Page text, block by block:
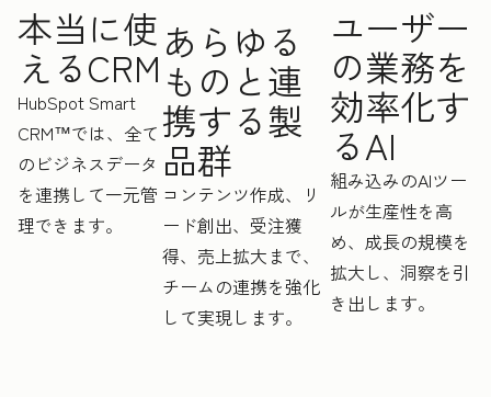
本当に使
えるCRM
HubSpot Smart
CRM™では、全て
のビジネスデータ
を連携して一元管
理できます。
あらゆる
ものと連
携する製
品群
コンテンツ作成、リ
ード創出、受注獲
得、売上拡大まで、
チームの連携を強化
して実現します。
ユーザー
の業務を
効率化す
るAI
組み込みのAIツー
ルが生産性を高
め、成長の規模を
拡大し、洞察を引
き出します。